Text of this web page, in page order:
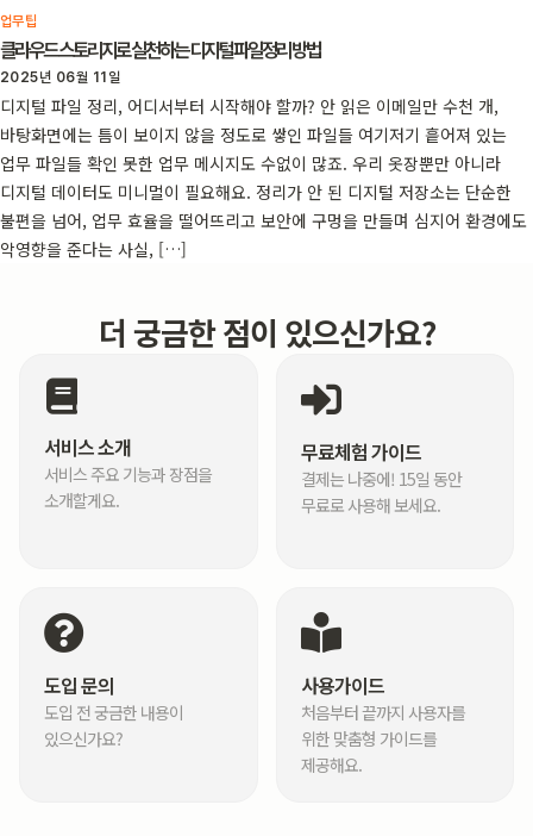
업무팁
클라우드 스토리지로 실천하는 디지털 파일정리 방법
2025년 06월 11일
디지털 파일 정리, 어디서부터 시작해야 할까? 안 읽은 이메일만 수천 개,
바탕화면에는 틈이 보이지 않을 정도로 쌓인 파일들 여기저기 흩어져 있는
업무 파일들 확인 못한 업무 메시지도 수없이 많죠. 우리 옷장뿐만 아니라
디지털 데이터도 미니멀이 필요해요. 정리가 안 된 디지털 저장소는 단순한
불편을 넘어, 업무 효율을 떨어뜨리고 보안에 구멍을 만들며 심지어 환경에도
악영향을 준다는 사실, […]
더 궁금한 점이 있으신가요?
서비스 소개
서비스 주요 기능과 장점을
소개할게요.
무료체험 가이드
결제는 나중에! 15일 동안
무료로 사용해 보세요.
도입 문의
도입 전 궁금한 내용이
있으신가요?
사용가이드
처음부터 끝까지 사용자를
위한 맞춤형 가이드를
제공해요.